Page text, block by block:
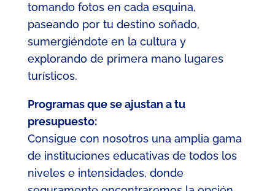
tomando fotos en cada esquina,
paseando por tu destino soñado,
sumergiéndote en la cultura y
explorando de primera mano lugares
turísticos.
Programas que se ajustan a tu
presupuesto:
Consigue con nosotros una amplia gama
de instituciones educativas de todos los
niveles e intensidades, donde